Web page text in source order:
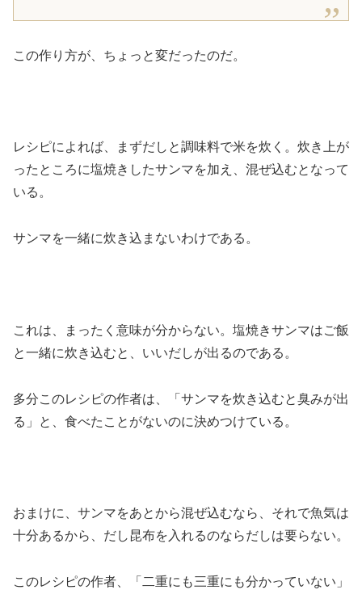
この作り方が、ちょっと変だったのだ。
レシピによれば、まずだしと調味料で米を炊く。炊き上が
ったところに塩焼きしたサンマを加え、混ぜ込むとなって
いる。
サンマを一緒に炊き込まないわけである。
これは、まったく意味が分からない。塩焼きサンマはご飯
と一緒に炊き込むと、いいだしが出るのである。
多分このレシピの作者は、「サンマを炊き込むと臭みが出
る」と、食べたことがないのに決めつけている。
おまけに、サンマをあとから混ぜ込むなら、それで魚気は
十分あるから、だし昆布を入れるのならだしは要らない。
このレシピの作者、「二重にも三重にも分かっていない」